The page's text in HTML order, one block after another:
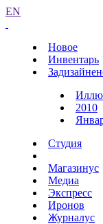
EN
Новое
Инвентарь
2010
Студия
Магазинус
Медиа
Экспресс
Иронов
Журналус